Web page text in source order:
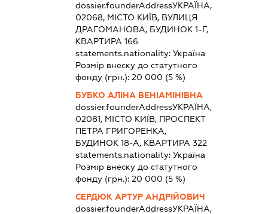
dossier.founderAddressУКРАЇНА,
02068, МІСТО КИЇВ, ВУЛИЦЯ
ДРАГОМАНОВА, БУДИНОК 1-Г,
КВАРТИРА 166
statements.nationality:Україна
Розмір внеску до статутного
фонду (грн.):20 000 (5 %)
БУБКО АЛІНА ВЕНІАМІНІВНА
dossier.founderAddressУКРАЇНА,
02081, МІСТО КИЇВ, ПРОСПЕКТ
ПЕТРА ГРИГОРЕНКА,
БУДИНОК 18-А, КВАРТИРА 322
statements.nationality:Україна
Розмір внеску до статутного
фонду (грн.):20 000 (5 %)
СЕРДЮК АРТУР АНДРІЙОВИЧ
dossier.founderAddressУКРАЇНА,